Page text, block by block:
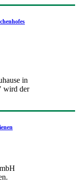
in
wird der